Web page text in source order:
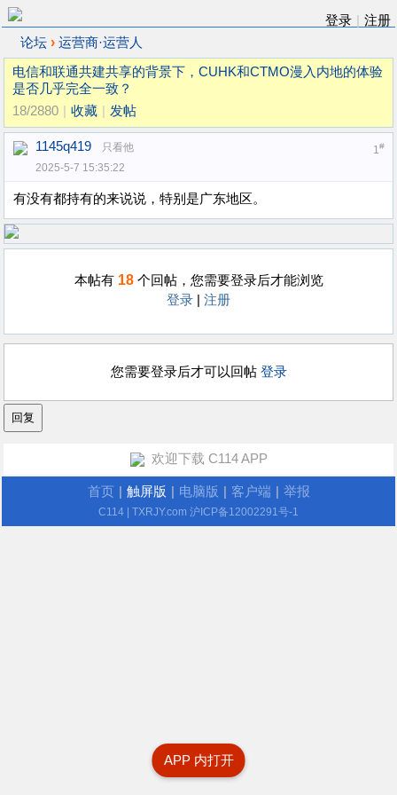
登录
注册
论坛 › 运营商·运营人
电信和联通共建共享的背景下，CUHK和CTMO漫入内地的体验
是否几乎完全一致？
18/2880
收藏 发帖
1#
1145q419
只看他
2025-5-7 15:35:22
有没有都持有的来说说，特别是广东地区。
本帖有 18个回帖，您需要登录后才能浏览
登录
注册
您需要登录后才可以回帖 登录
APP 内打开
欢迎下载 C114 APP
首页 触屏版 电脑版 客户端 举报
C114 | TXRJY.com 沪ICP备12002291号-1